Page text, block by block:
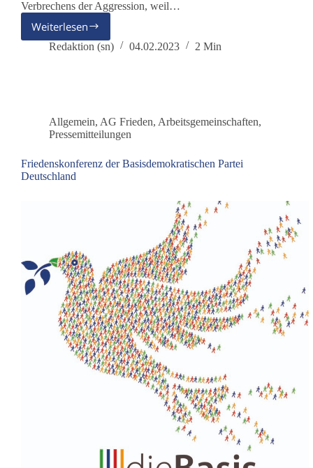
Verbrechens der Aggression, weil…
Weiterlesen
dieBasis
zeigt
Strafgerichtshof
an
Redaktion (sn) 04.02.2023 2 Min
Allgemein, AG Frieden, Arbeitsgemeinschaften,
Pressemitteilungen
Friedenskonferenz der Basisdemokratischen Partei
Deutschland